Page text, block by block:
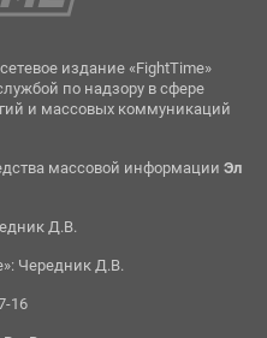
издание «FightTime»
по надзору в сфере
и массовых коммуникаций
массовой информации Эл
Д.В.
Чередник Д.В.
16